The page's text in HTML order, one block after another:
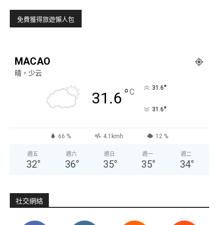
MACAO
晴，少云
31.6 °C 31.6°
31.6°
66 % 4.1kmh 12 %
週五
32°
週六
36°
週日
35°
週一
35°
週二
34°
社交網絡